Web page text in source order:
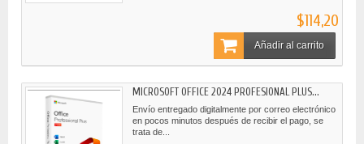
$114,20
Añadir al carrito
MICROSOFT OFFICE 2024 PROFESIONAL PLUS...
Envío entregado digitalmente por correo electrónico
en pocos minutos después de recibir el pago, se
trata de...